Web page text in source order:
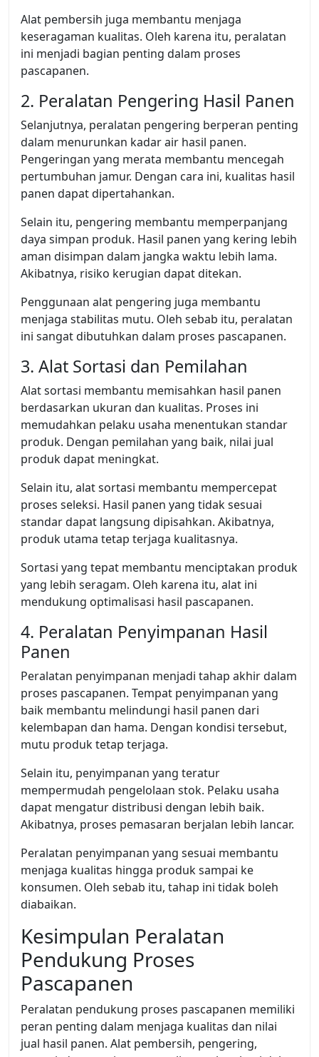
Alat pembersih juga membantu menjaga
keseragaman kualitas. Oleh karena itu, peralatan
ini menjadi bagian penting dalam proses
pascapanen.
2. Peralatan Pengering Hasil Panen
Selanjutnya, peralatan pengering berperan penting
dalam menurunkan kadar air hasil panen.
Pengeringan yang merata membantu mencegah
pertumbuhan jamur. Dengan cara ini, kualitas hasil
panen dapat dipertahankan.
Selain itu, pengering membantu memperpanjang
daya simpan produk. Hasil panen yang kering lebih
aman disimpan dalam jangka waktu lebih lama.
Akibatnya, risiko kerugian dapat ditekan.
Penggunaan alat pengering juga membantu
menjaga stabilitas mutu. Oleh sebab itu, peralatan
ini sangat dibutuhkan dalam proses pascapanen.
3. Alat Sortasi dan Pemilahan
Alat sortasi membantu memisahkan hasil panen
berdasarkan ukuran dan kualitas. Proses ini
memudahkan pelaku usaha menentukan standar
produk. Dengan pemilahan yang baik, nilai jual
produk dapat meningkat.
Selain itu, alat sortasi membantu mempercepat
proses seleksi. Hasil panen yang tidak sesuai
standar dapat langsung dipisahkan. Akibatnya,
produk utama tetap terjaga kualitasnya.
Sortasi yang tepat membantu menciptakan produk
yang lebih seragam. Oleh karena itu, alat ini
mendukung optimalisasi hasil pascapanen.
4. Peralatan Penyimpanan Hasil
Panen
Peralatan penyimpanan menjadi tahap akhir dalam
proses pascapanen. Tempat penyimpanan yang
baik membantu melindungi hasil panen dari
kelembapan dan hama. Dengan kondisi tersebut,
mutu produk tetap terjaga.
Selain itu, penyimpanan yang teratur
mempermudah pengelolaan stok. Pelaku usaha
dapat mengatur distribusi dengan lebih baik.
Akibatnya, proses pemasaran berjalan lebih lancar.
Peralatan penyimpanan yang sesuai membantu
menjaga kualitas hingga produk sampai ke
konsumen. Oleh sebab itu, tahap ini tidak boleh
diabaikan.
Kesimpulan Peralatan
Pendukung Proses
Pascapanen
Peralatan pendukung proses pascapanen memiliki
peran penting dalam menjaga kualitas dan nilai
jual hasil panen. Alat pembersih, pengering,